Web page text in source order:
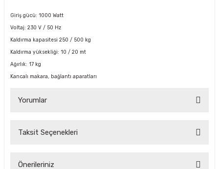
Giriş gücü: 1000 Watt
Voltaj: 230 V / 50 Hz
Kaldırma kapasitesi 250 / 500 kg
Kaldırma yüksekliği: 10 / 20 mt
Ağırlık: 17 kg
Kancalı makara, bağlantı aparatları
Yorumlar
Taksit Seçenekleri
Önerileriniz